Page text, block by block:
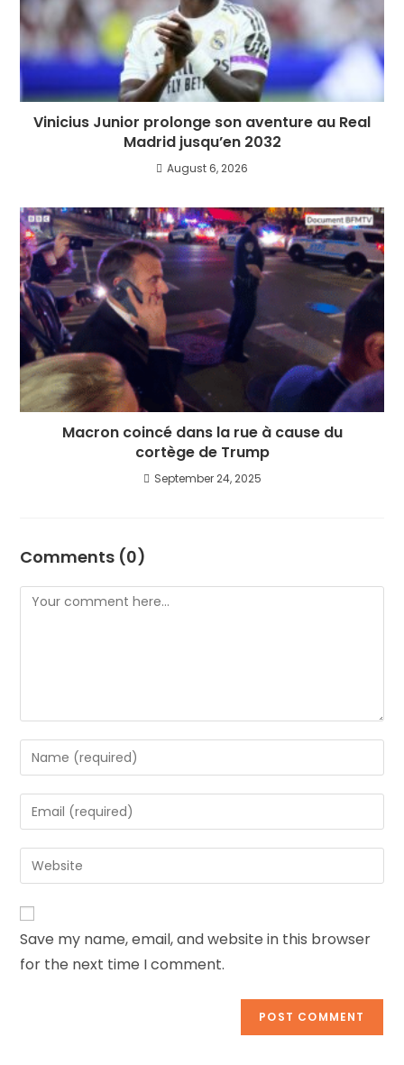
Vinicius Junior prolonge son aventure au Real
Madrid jusqu’en 2032
August 6, 2026
Macron coincé dans la rue à cause du
cortège de Trump
September 24, 2025
Comments (0)
Save my name, email, and website in this browser
for the next time I comment.